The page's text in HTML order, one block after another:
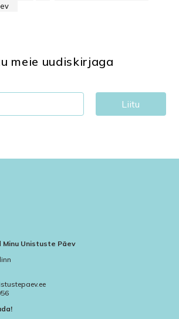
meie uudiskirjaga
Liitu
Unistuste Päev